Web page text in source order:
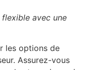
avec une
les options de
Assurez-vous